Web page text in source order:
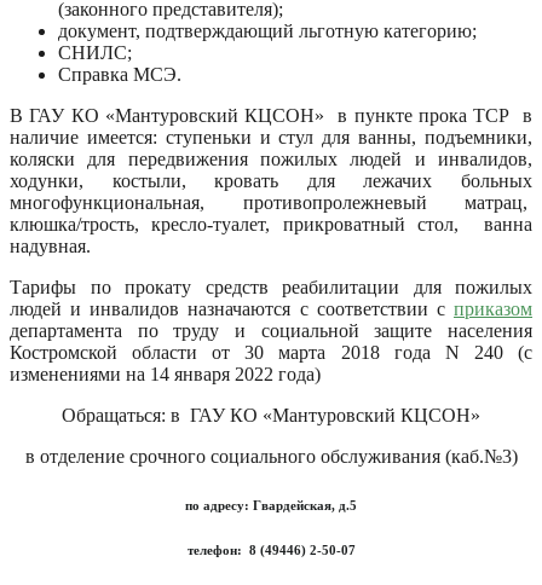
(законного представителя);
документ, подтверждающий льготную категорию;
СНИЛС;
Справка МСЭ.
В ГАУ КО «Мантуровский КЦСОН» в пункте прока ТСР в
наличие имеется: ступеньки и стул для ванны, подъемники,
коляски для передвижения пожилых людей и инвалидов,
ходунки, костыли, кровать для лежачих больных
многофункциональная, противопролежневый матрац,
клюшка/трость, кресло-туалет, прикроватный стол, ванна
надувная.
Тарифы по прокату средств реабилитации для пожилых
людей и инвалидов назначаются с соответствии с приказом
департамента по труду и социальной защите населения
Костромской области от 30 марта 2018 года N 240 (с
изменениями на 14 января 2022 года)
Обращаться: в ГАУ КО «Мантуровский КЦСОН»
в отделение срочного социального обслуживания (каб.№3)
по адресу: Гвардейская, д.5
телефон: 8 (49446) 2-50-07